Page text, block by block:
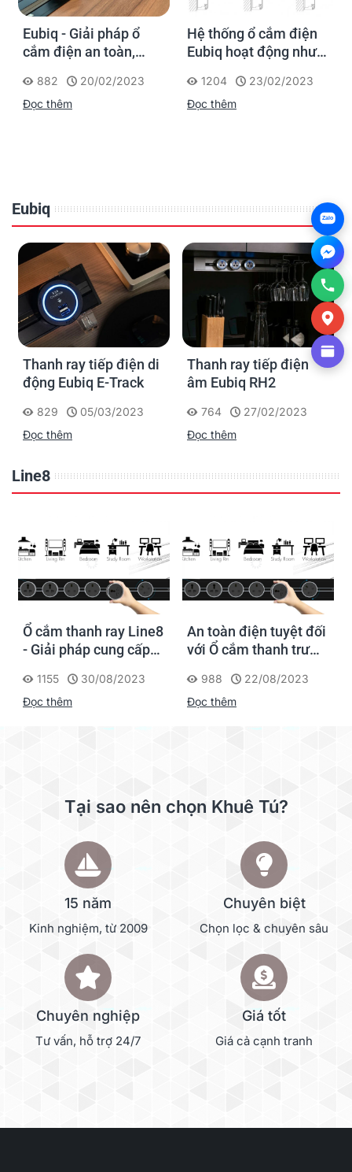
Eubiq - Giải pháp ổ
cắm điện an toàn,
hoạt
882
20/02/2023
Đọc thêm
Hệ thống ổ cắm điện
Eubiq hoạt động như
1204
23/02/2023
Đọc thêm
Eubiq
Thanh ray tiếp điện di
động Eubiq E-Track
829
05/03/2023
Đọc thêm
Thanh ray tiếp điện
âm Eubiq RH2
764
27/02/2023
Đọc thêm
Line8
Ổ cắm thanh ray Line8
- Giải pháp cung cấp
và an toàn cho Gia
đình & Văn phòng
1155
30/08/2023
Đọc thêm
An toàn điện tuyệt đối
với Ổ cắm thanh trượt
Singapore
988
22/08/2023
Đọc thêm
Tại sao nên chọn Khuê Tú?
15 năm
Kinh nghiệm, từ 2009
Chuyên biệt
Chọn lọc & chuyên sâu
Chuyên nghiệp
Tư vấn, hỗ trợ 24/7
Giá tốt
Giá cả cạnh tranh
Zalo